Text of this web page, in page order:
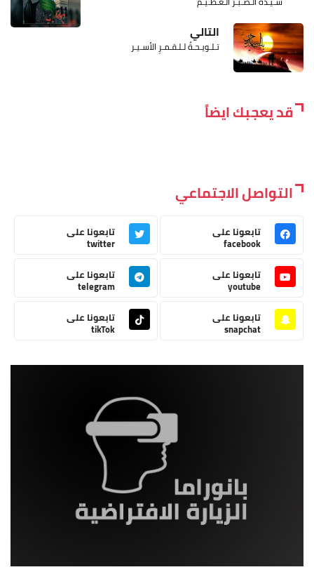
التالي
تـلـويـحـةُ لـلـقـمـرِ الأسـيـر
قد يعجبك ايضاً
التواصل الاجتماعي
تابعونا على
facebook
تابعونا على
twitter
تابعونا على
youtube
تابعونا على
telegram
تابعونا على
snapchat
تابعونا على
tikTok